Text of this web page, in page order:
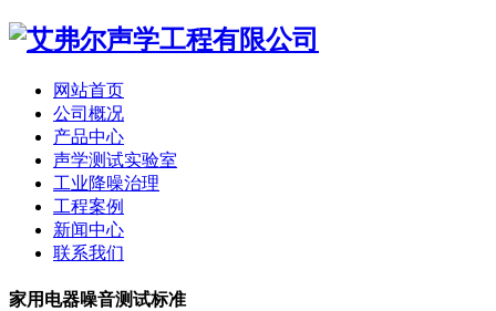
网站首页
公司概况
产品中心
声学测试实验室
工业降噪治理
工程案例
新闻中心
联系我们
家用电器噪音测试标准